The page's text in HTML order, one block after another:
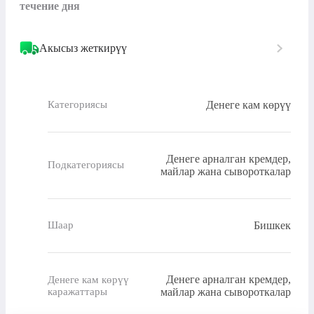
течение дня
Акысыз жеткирүү
Категориясы Денеге кам көрүү
Подкатегориясы
Денеге арналган кремдер,
майлар жана сывороткалар
Шаар Бишкек
Денеге кам көрүү
каражаттары
Денеге арналган кремдер,
майлар жана сывороткалар